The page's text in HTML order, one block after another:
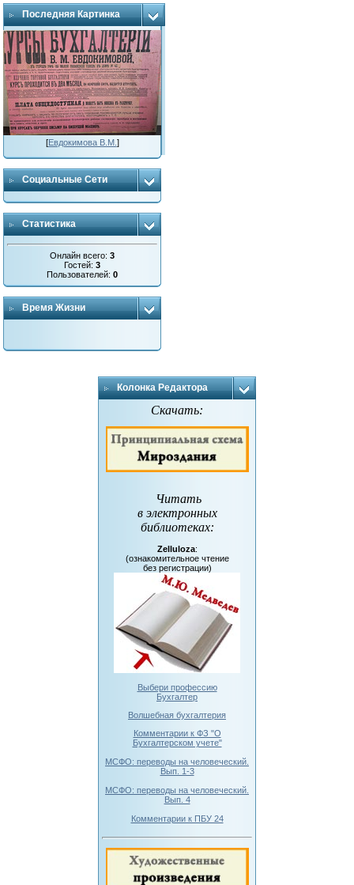
Последняя Картинка
[Евдокимова В.М. ]
Социальные Сети
Статистика
Онлайн всего:3
Гостей:3
Пользователей:0
Время Жизни
Колонка Редактора
Скачать:
Читать
в электронных
библиотеках:
Zelluloza:
(ознакомительное чтение
без регистрации)
Выбери профессию
Бухгалтер
Волшебная бухгалтерия
Комментарии к ФЗ "О
Бухгалтерском учете"
МСФО: переводы на человеческий.
Вып. 1-3
МСФО: переводы на человеческий.
Вып. 4
Комментарии к ПБУ 24